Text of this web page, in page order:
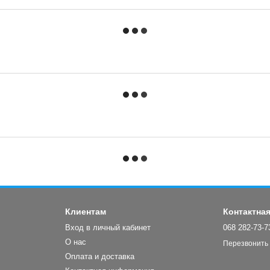
Клиентам
Вход в личный кабинет
О нас
Оплата и доставка
068 282-73-